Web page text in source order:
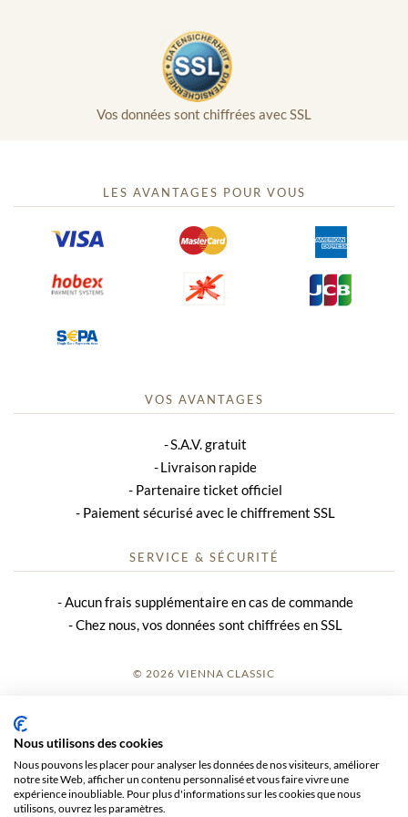
Vos données sont chiffrées avec SSL
LES AVANTAGES POUR VOUS
VOS AVANTAGES
S.A.V. gratuit
Livraison rapide
Partenaire ticket officiel
Paiement sécurisé avec le chiffrement SSL
SERVICE & SÉCURITÉ
Aucun frais supplémentaire en cas de commande
Chez nous, vos données sont chiffrées en SSL
© 2026 VIENNA CLASSIC
CGV
Nous utilisons des cookies
Nous pouvons les placer pour analyser les données de nos visiteurs, améliorer
notre site Web, afficher un contenu personnalisé et vous faire vivre une
expérience inoubliable. Pour plus d'informations sur les cookies que nous
utilisons, ouvrez les paramètres.